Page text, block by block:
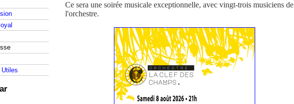
Ce sera une soirée musicale exceptionnelle, avec vingt-trois musiciens de
l'orchestre.
Utiles